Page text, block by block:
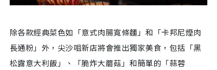
除各款經典菜色如「意式肉腸寬條麵」和「卡邦尼煙肉
長通粉」外，尖沙咀新店將會推出獨家美食，包括「黑
松露意大利飯」、「脆炸大蘑菇」和簡單的「蒜蓉